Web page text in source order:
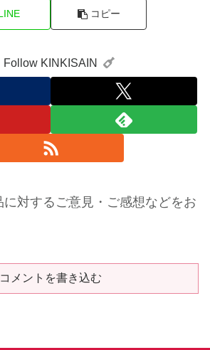
コピー
Follow KINKISAIN
に対するご意見・ご感想などをお
コメントを書き込む